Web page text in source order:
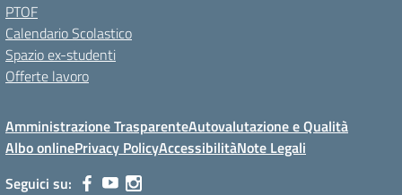
PTOF
Calendario Scolastico
Spazio ex-studenti
Offerte lavoro
Amministrazione TrasparenteAutovalutazione e Qualità
Albo onlinePrivacy PolicyAccessibilitàNote Legali
Seguici su: